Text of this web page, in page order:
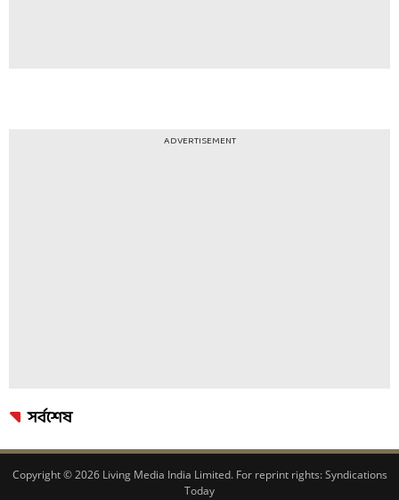
ADVERTISEMENT
সর্বশেষ
Copyright © 2026 Living Media India Limited. For reprint rights:Syndications
Today